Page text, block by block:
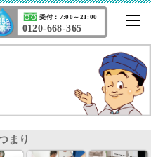
0120-668-365
受付：7:00～21:00
まり